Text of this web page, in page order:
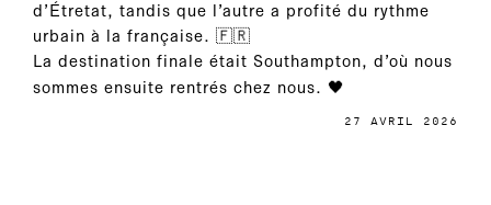
d’Étretat, tandis que l’autre a profité du rythme
urbain à la française. 🇫🇷
La destination finale était Southampton, d’où nous
sommes ensuite rentrés chez nous. 🖤
27 AVRIL 2026